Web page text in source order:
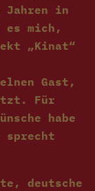
Jahren in
mich,
„Kinat“
Gast,
Für
habe
deutsche